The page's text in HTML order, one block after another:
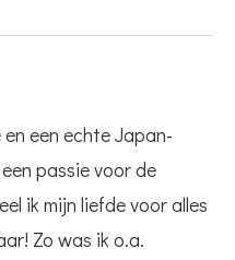
een echte Japan-
passie voor de
ik mijn liefde voor alles
Zo was ik o.a.